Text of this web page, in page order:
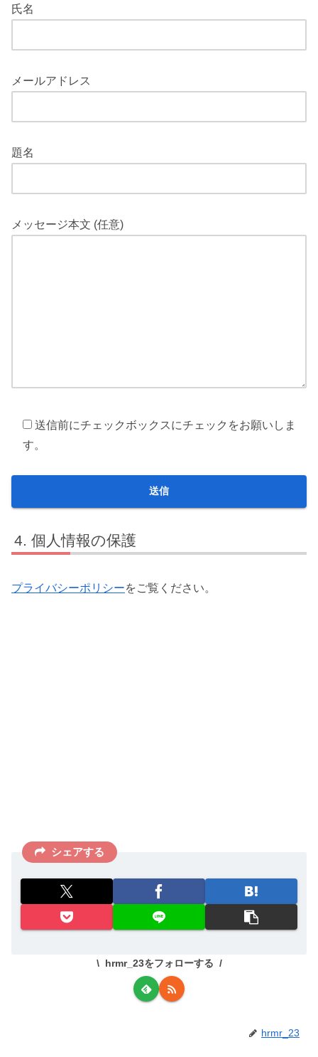
氏名
メールアドレス
題名
メッセージ本文 (任意)
送信前にチェックボックスにチェックをお願いしま
す。
個人情報の保護
プライバシーポリシーをご覧ください。
シェアする
hrmr_23をフォローする
hrmr_23